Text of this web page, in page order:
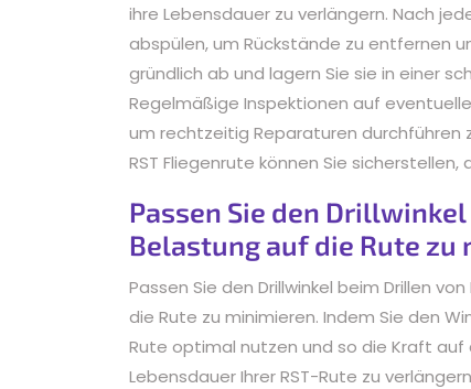
ihre Lebensdauer zu verlängern. Nach
abspülen, um Rückstände zu entfernen
gründlich ab und lagern Sie sie in einer
Regelmäßige Inspektionen auf
um rechtzeitig Reparaturen durchführen
RST Fliegenrute können Sie
Passen Sie den
Belastung auf die Rute zu
Passen Sie den Drillwinkel beim Drillen
die Rute zu minimieren. Indem Sie den
Rute optimal nutzen und so die Kraft auf
Lebensdauer Ihrer RST-Rute zu